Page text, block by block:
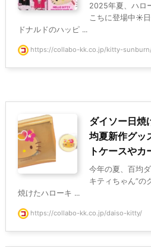
2025年夏、ハロ
こちに登場中☀️
ドナルドのハッピ ...
https://collabo-kk.co.jp/kitty-
ダイソー日焼
均夏新作グッ
トケースやカ
今年の夏、百均
キティちゃん”の
焼けたハローキ ...
https://collabo-kk.co.jp/daiso-kitty/